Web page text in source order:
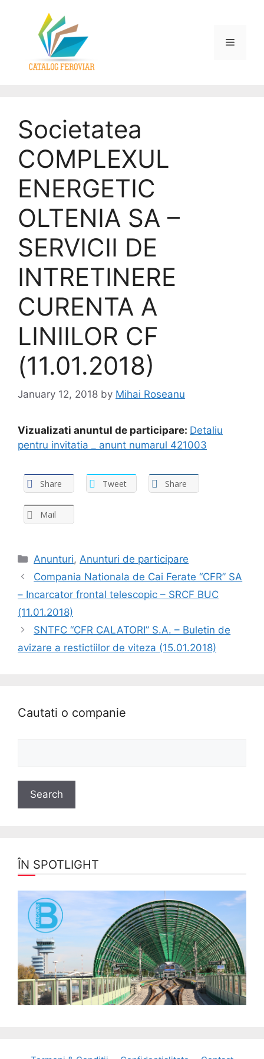
Societatea
COMPLEXUL
ENERGETIC
OLTENIA SA –
SERVICII DE
INTRETINERE
CURENTA A
LINIILOR CF
(11.01.2018)
January 12, 2018 by Mihai Roseanu
Vizualizati anuntul de participare: Detaliu
pentru invitatia _ anunt numarul 421003
Share Tweet Share
Mail
Anunturi,Anunturi de participare
Compania Nationala de Cai Ferate “CFR” SA
– Incarcator frontal telescopic – SRCF BUC
(11.01.2018)
SNTFC “CFR CALATORI” S.A. – Buletin de
avizare a restictiilor de viteza (15.01.2018)
Cautati o companie
ÎN SPOTLIGHT